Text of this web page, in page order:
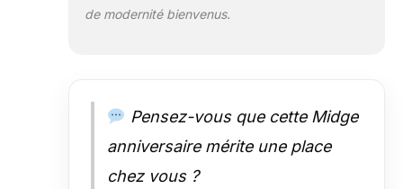
vintage : adoptez
compris une
étiquette de
poignet et le logo
de modernité bienvenus.
Pensez-vous que cette Midge
anniversaire mérite une place
chez vous ?